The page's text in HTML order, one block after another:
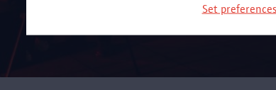
Set preferences